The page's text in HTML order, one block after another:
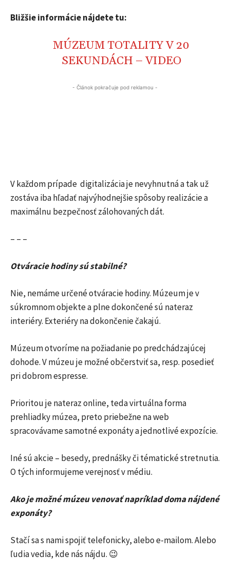
Bližšie informácie nájdete tu:
MÚZEUM TOTALITY V 20
SEKUNDÁCH – VIDEO
- Článok pokračuje pod reklamou -
V každom prípade digitalizácia je nevyhnutná a tak už
zostáva iba hľadať najvýhodnejšie spôsoby realizácie a
maximálnu bezpečnosť zálohovaných dát.
– – –
Otváracie hodiny sú stabilné?
Nie, nemáme určené otváracie hodiny. Múzeum je v
súkromnom objekte a plne dokončené sú nateraz
interiéry. Exteriéry na dokončenie čakajú.
Múzeum otvoríme na požiadanie po predchádzajúcej
dohode. V múzeu je možné občerstviť sa, resp. posedieť
pri dobrom espresse.
Prioritou je nateraz online, teda virtuálna forma
prehliadky múzea, preto priebežne na web
spracovávame samotné exponáty a jednotlivé expozície.
Iné sú akcie – besedy, prednášky či tématické stretnutia.
O tých informujeme verejnosť v médiu.
Ako je možné múzeu venovať napríklad doma nájdené
exponáty?
Stačí sa s nami spojiť telefonicky, alebo e-mailom. Alebo
ľudia vedia, kde nás nájdu. 😉